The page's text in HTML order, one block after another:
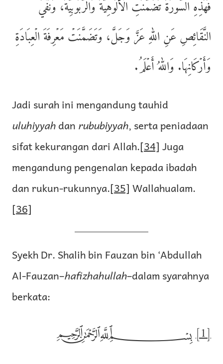
فَهَٰذِهِ السُّورَةُ تَضَمَّنَتِ الۡأُلُوهِيَّةَ وَالرُّبُوبِيَّةَ، وَنَفۡيَ
النَّقَائِصِ عَنِ اللهِ عَزَّ وَجَلَّ، وَتَضَمَّنَتۡ مَعۡرِفَةَ الۡعِبَادَةِ
وَأَرۡكَانِهَا. وَاللهُ أَعۡلَمُ.
Jadi surah ini mengandung tauhid
uluhiyyahdan rububiyyah, serta peniadaan
sifat kekurangan dari Allah.[34] Juga
mengandung pengenalan kepada ibadah
dan rukun-rukunnya.[35] Wallahualam.
[36]
Syekh Dr. Shalih bin Fauzan bin ‘Abdullah
Al-Fauzan–hafizhahullah–dalam syarahnya
berkata:
[1]
﷽